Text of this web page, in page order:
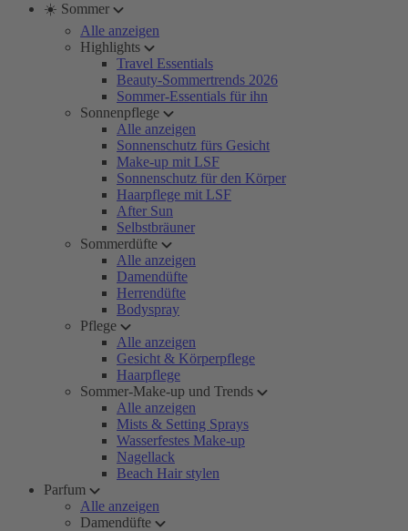
☀️ Sommer
Alle anzeigen
Highlights
Travel Essentials
Beauty-Sommertrends 2026
Sommer-Essentials für ihn
Sonnenpflege
Alle anzeigen
Sonnenschutz fürs Gesicht
Make-up mit LSF
Sonnenschutz für den Körper
Haarpflege mit LSF
After Sun
Selbstbräuner
Sommerdüfte
Alle anzeigen
Damendüfte
Herrendüfte
Bodyspray
Pflege
Alle anzeigen
Gesicht & Körperpflege
Haarpflege
Sommer-Make-up und Trends
Alle anzeigen
Mists & Setting Sprays
Wasserfestes Make-up
Nagellack
Beach Hair stylen
Parfum
Alle anzeigen
Damendüfte